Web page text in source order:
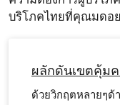
บริโภคไทยที่คุณมดอ
ผลักดันเขตคุ้มค
ด้วยวิกฤตหลายๆด้